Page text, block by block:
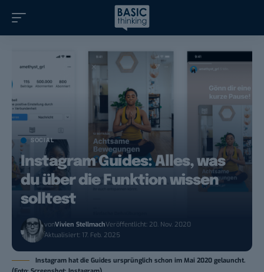
SOCIAL
Instagram Guides: Alles, was
du über die Funktion wissen
solltest
vonVivien StellmachVeröffentlicht: 20. Nov. 2020
Aktualisiert: 17. Feb. 2025
Instagram hat die Guides ursprünglich schon im Mai 2020 gelauncht.